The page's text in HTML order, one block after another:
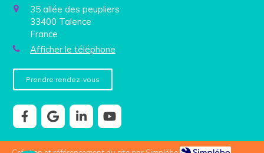
35 allée des peupliers
33400 Talence
France
Afficher le téléphone
Prendre rendez-vous